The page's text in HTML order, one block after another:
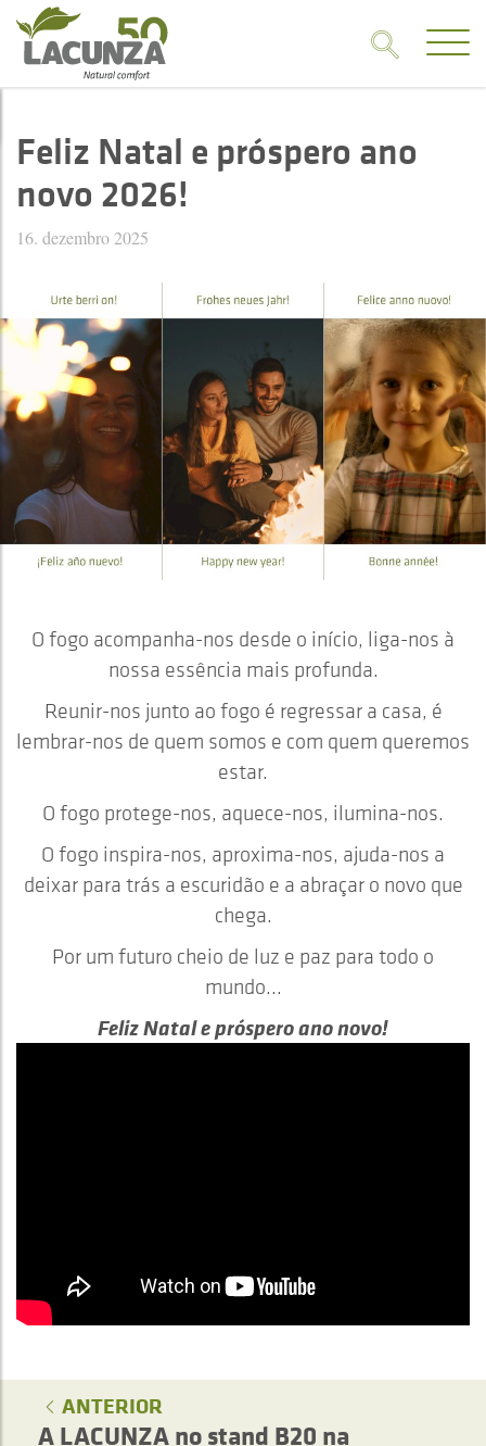
Feliz Natal e próspero ano
novo 2026!
16. dezembro 2025
O fogo acompanha-nos desde o início, liga-nos à
nossa essência mais profunda.
Reunir-nos junto ao fogo é regressar a casa, é
lembrar-nos de quem somos e com quem queremos
estar.
O fogo protege-nos, aquece-nos, ilumina-nos.
O fogo inspira-nos, aproxima-nos, ajuda-nos a
deixar para trás a escuridão e a abraçar o novo que
chega.
Por um futuro cheio de luz e paz para todo o
mundo...
Feliz Natal e próspero ano novo!
ANTERIOR
A LACUNZA no stand B20 na